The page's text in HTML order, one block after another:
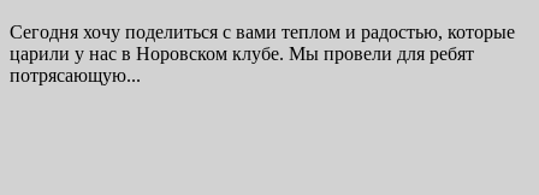
Сегодня хочу поделиться с вами теплом и радостью, которые
царили у нас в Норовском клубе. Мы провели для ребят
потрясающую...